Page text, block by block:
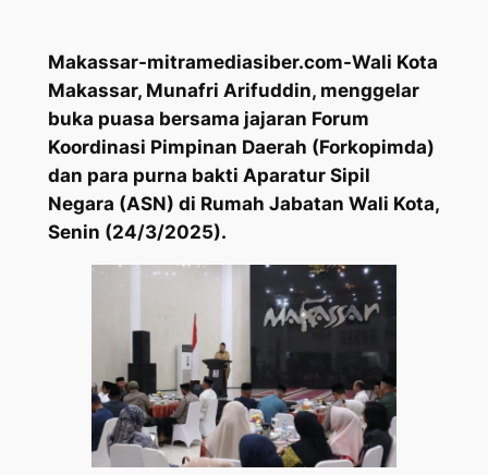
Makassar-mitramediasiber.com-Wali Kota
Makassar, Munafri Arifuddin, menggelar
buka puasa bersama jajaran Forum
Koordinasi Pimpinan Daerah (Forkopimda)
dan para purna bakti Aparatur Sipil
Negara (ASN) di Rumah Jabatan Wali Kota,
Senin (24/3/2025).